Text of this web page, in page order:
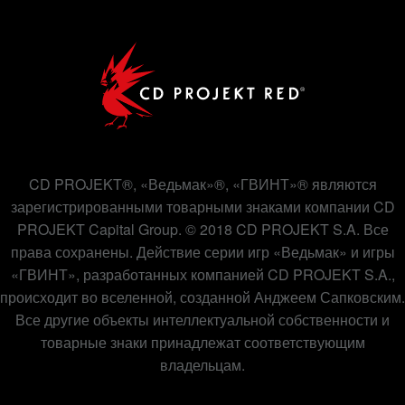
CD PROJEKT®, «Ведьмак»®, «ГВИНТ»® являются
зарегистрированными товарными знаками компании CD
PROJEKT Capital Group. © 2018 CD PROJEKT S.A. Все
права сохранены. Действие серии игр «Ведьмак» и игры
«ГВИНТ», разработанных компанией CD PROJEKT S.A.,
происходит во вселенной, созданной Анджеем Сапковским.
Все другие объекты интеллектуальной собственности и
товарные знаки принадлежат соответствующим
владельцам.